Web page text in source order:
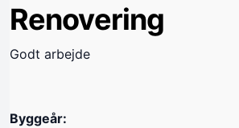
Renovering
Godt arbejde
Byggeår: